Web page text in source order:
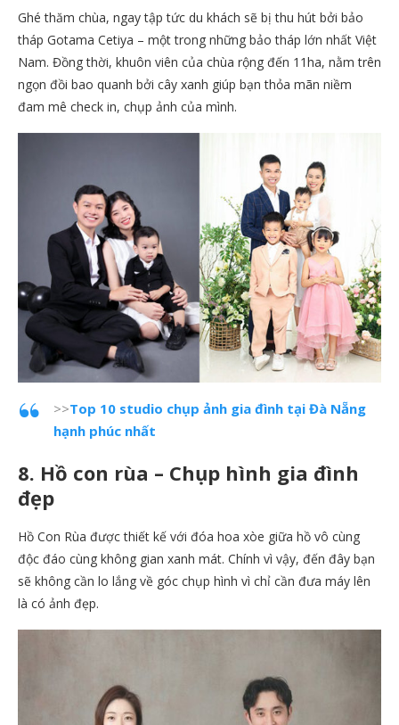
Ghé thăm chùa, ngay tập tức du khách sẽ bị thu hút bởi bảo
tháp Gotama Cetiya – một trong những bảo tháp lớn nhất Việt
Nam. Đồng thời, khuôn viên của chùa rộng đến 11ha, nằm trên
ngọn đồi bao quanh bởi cây xanh giúp bạn thỏa mãn niềm
đam mê check in, chụp ảnh của mình.
>>Top 10 studio chụp ảnh gia đình tại Đà Nẵng
hạnh phúc nhất
8. Hồ con rùa – Chụp hình gia đình
đẹp
Hồ Con Rùa được thiết kế với đóa hoa xòe giữa hồ vô cùng
độc đáo cùng không gian xanh mát. Chính vì vậy, đến đây bạn
sẽ không cần lo lắng về góc chụp hình vì chỉ cần đưa máy lên
là có ảnh đẹp.